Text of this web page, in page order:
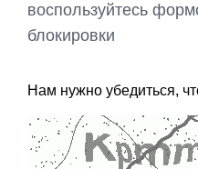
воспользуйтесь
блокировки
Нам нужно убедиться,